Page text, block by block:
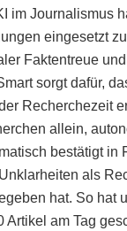
im Journalismus
eingesetzt
Faktentreue
sorgt dafür,
Recherchezeit
allein,
bestätigt in
als
hat. So hat
Artikel am Tag